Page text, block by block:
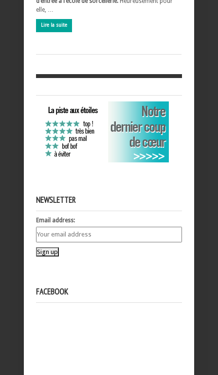
elle, …
Lire la suite
NEWSLETTER
Email address:
FACEBOOK